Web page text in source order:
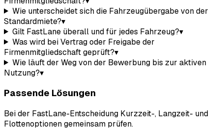
Wie unterscheidet sich die Fahrzeugübergabe von der
Standardmiete?▾
Gilt FastLane überall und für jedes Fahrzeug?▾
Was wird bei Vertrag oder Freigabe der
Firmenmitgliedschaft geprüft?▾
Wie läuft der Weg von der Bewerbung bis zur aktiven
Nutzung?▾
Passende Lösungen
Bei der FastLane-Entscheidung Kurzzeit-, Langzeit- und
Flottenoptionen gemeinsam prüfen.